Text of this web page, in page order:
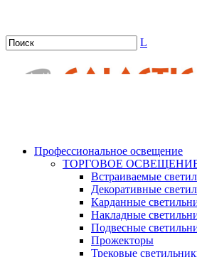
L
Профессиональное освещение
ТОРГОВОЕ
Встраиваемые
Декоративные
Карданные
Накладные
Подвесные
Прожекторы
Трековые